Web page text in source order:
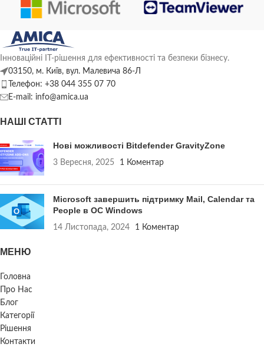
Інноваційні ІТ-рішення для ефективності та безпеки бізнесу.
03150, м. Київ, вул. Малевича 86-Л
Телефон: +38 044 355 07 70
E-mail: info@amica.ua
НАШІ СТАТТІ
Нові можливості Bitdefender GravityZone
3 Вересня, 2025 1 Коментар
Microsoft завершить підтримку Mail, Calendar та
People в ОС Windows
14 Листопада, 2024 1 Коментар
МЕНЮ
Головна
Про Нас
Блог
Категорії
Рішення
Контакти